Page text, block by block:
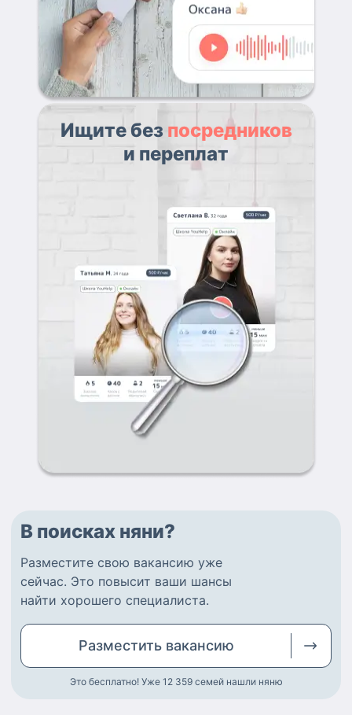
Ищите без посредников
и переплат
В поисках няни?
Разместите свою вакансию уже
сейчас. Это повысит ваши шансы
найти хорошего специалиста.
Разместить вакансию
Это бесплатно! Уже 12 359 семей нашли няню